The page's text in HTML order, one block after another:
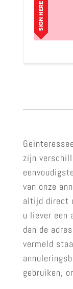
zijn
van onze
altijd direct
u liever een
dan de
vermeld
gebruiken,